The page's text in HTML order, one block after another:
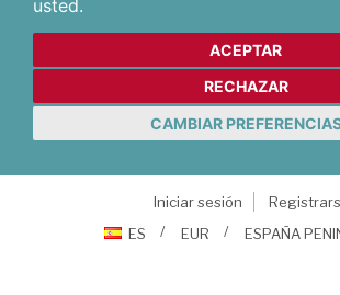
usted.
ACEPTAR
RECHAZAR
CAMBIAR
Iniciar sesión
ES
EUR ESPAÑA